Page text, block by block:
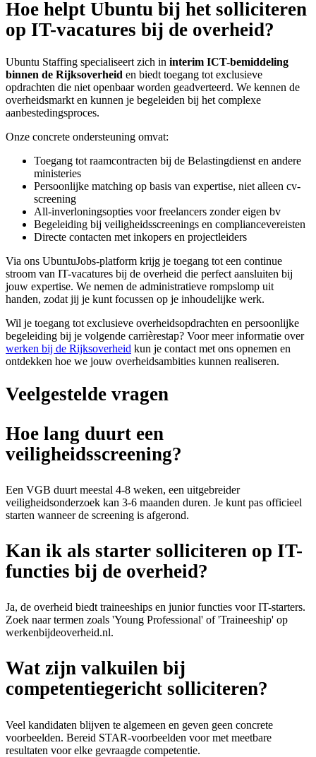
Hoe helpt Ubuntu bij het solliciteren
op IT-vacatures bij de overheid?
Ubuntu Staffing specialiseert zich in interim ICT-bemiddeling
binnen de Rijksoverheid en biedt toegang tot exclusieve
opdrachten die niet openbaar worden geadverteerd. We kennen de
overheidsmarkt en kunnen je begeleiden bij het complexe
aanbestedingsproces.
Onze concrete ondersteuning omvat:
Toegang tot raamcontracten bij de Belastingdienst en andere
ministeries
Persoonlijke matching op basis van expertise, niet alleen cv-
screening
All-inverloningsopties voor freelancers zonder eigen bv
Begeleiding bij veiligheidsscreenings en compliancevereisten
Directe contacten met inkopers en projectleiders
Via ons UbuntuJobs-platform krijg je toegang tot een continue
stroom van IT-vacatures bij de overheid die perfect aansluiten bij
jouw expertise. We nemen de administratieve rompslomp uit
handen, zodat jij je kunt focussen op je inhoudelijke werk.
Wil je toegang tot exclusieve overheidsopdrachten en persoonlijke
begeleiding bij je volgende carrièrestap? Voor meer informatie over
werken bij de Rijksoverheid kun je contact met ons opnemen en
ontdekken hoe we jouw overheidsambities kunnen realiseren.
Veelgestelde vragen
Hoe lang duurt een
veiligheidsscreening?
Een VGB duurt meestal 4-8 weken, een uitgebreider
veiligheidsonderzoek kan 3-6 maanden duren. Je kunt pas officieel
starten wanneer de screening is afgerond.
Kan ik als starter solliciteren op IT-
functies bij de overheid?
Ja, de overheid biedt traineeships en junior functies voor IT-starters.
Zoek naar termen zoals 'Young Professional' of 'Traineeship' op
werkenbijdeoverheid.nl.
Wat zijn valkuilen bij
competentiegericht solliciteren?
Veel kandidaten blijven te algemeen en geven geen concrete
voorbeelden. Bereid STAR-voorbeelden voor met meetbare
resultaten voor elke gevraagde competentie.